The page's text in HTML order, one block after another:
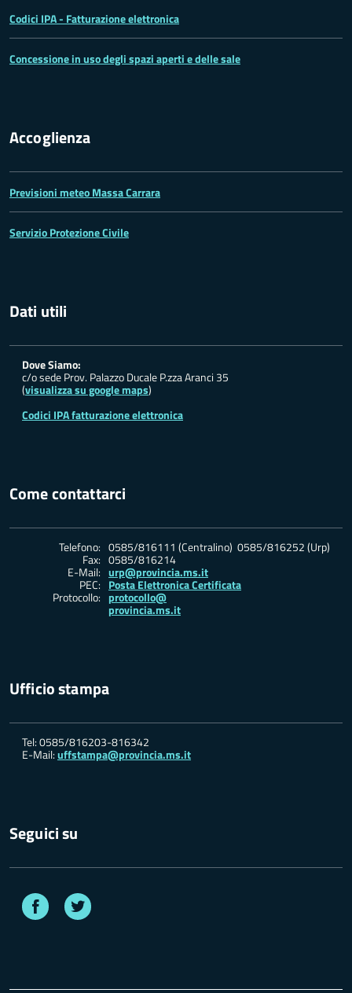
Codici IPA - Fatturazione elettronica
Concessione in uso degli spazi aperti e delle sale
Accoglienza
Previsioni meteo Massa Carrara
Servizio Protezione Civile
Dati utili
Dove Siamo:
c/o sede Prov. Palazzo Ducale P.zza Aranci 35
(visualizza su google maps)
Codici IPA fatturazione elettronica
Come contattarci
Telefono: 0585/816111 (Centralino) 0585/816252 (Urp)
Fax: 0585/816214
E-Mail: urp@provincia.ms.it
PEC: Posta Elettronica Certificata
Protocollo: protocollo@
provincia.ms.it
Ufficio stampa
Tel: 0585/816203-816342
E-Mail:uffstampa@provincia.ms.it
Seguici su
Facebook